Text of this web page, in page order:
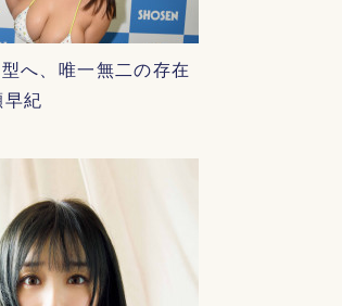
へ、唯一無二の存在
紀